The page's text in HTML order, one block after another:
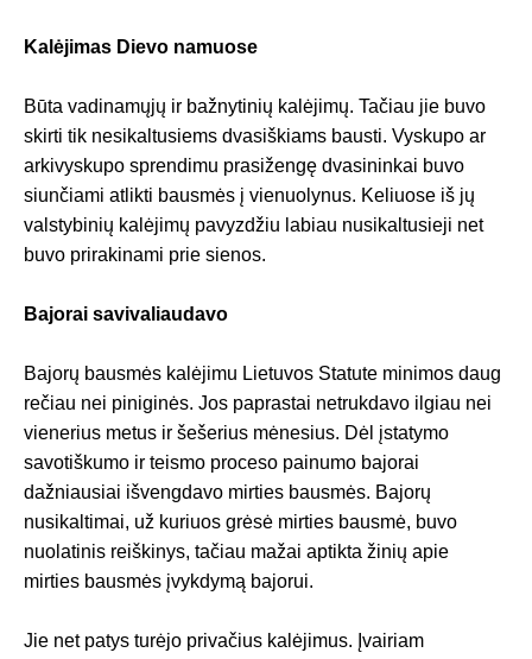
Kalėjimas Dievo namuose
Būta vadinamųjų ir bažnytinių kalėjimų. Tačiau jie buvo
skirti tik nesikaltusiems dvasiškiams bausti. Vyskupo ar
arkivyskupo sprendimu prasižengę dvasininkai buvo
siunčiami atlikti bausmės į vienuolynus. Keliuose iš jų
valstybinių kalėjimų pavyzdžiu labiau nusikaltusieji net
buvo prirakinami prie sienos.
Bajorai savivaliaudavo
Bajorų bausmės kalėjimu Lietuvos Statute minimos daug
rečiau nei piniginės. Jos paprastai netrukdavo ilgiau nei
vienerius metus ir šešerius mėnesius. Dėl įstatymo
savotiškumo ir teismo proceso painumo bajorai
dažniausiai išvengdavo mirties bausmės. Bajorų
nusikaltimai, už kuriuos grėsė mirties bausmė, buvo
nuolatinis reiškinys, tačiau mažai aptikta žinių apie
mirties bausmės įvykdymą bajorui.
Jie net patys turėjo privačius kalėjimus. Įvairiam